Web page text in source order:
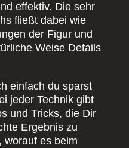
effektiv. Die sehr
fließt dabei wie
der Figur und
Weise Details
einfach du sparst
jeder Technik gibt
und Tricks, die Dir
Ergebnis zu
worauf es beim